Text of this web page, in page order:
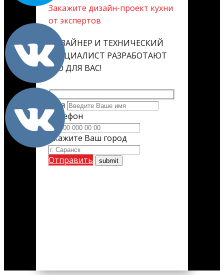
Закажите дизайн-проект кухни
от экспертов
ДИЗАЙНЕР И ТЕХНИЧЕСКИЙ
СПЕЦИАЛИСТ РАЗРАБОТАЮТ
ЕГО ДЛЯ ВАС!
Имя
Телефон
Укажите Ваш город
Отправить